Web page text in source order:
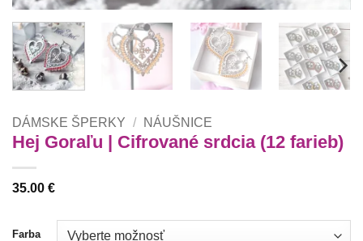
DÁMSKE ŠPERKY / NÁUŠNICE
Hej Goraľu | Cifrované srdcia (12 farieb)
35.00 €
Farba